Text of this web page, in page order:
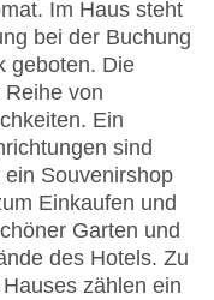
Im Haus steht
bei der Buchung
geboten. Die
von
Ein
sind
Souvenirshop
Einkaufen und
Garten und
des Hotels. Zu
zählen ein